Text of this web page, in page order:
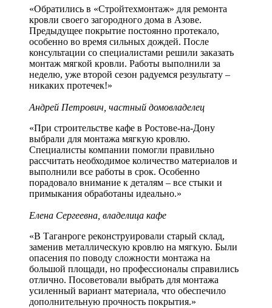
«Обратились в «Стройтехмонтаж» для ремонта
кровли своего загородного дома в Азове.
Предыдущее покрытие постоянно протекало,
особенно во время сильных дождей. После
консультации со специалистами решили заказать
монтаж мягкой кровли. Работы выполнили за
неделю, уже второй сезон радуемся результату –
никаких протечек!»
Андрей Петрович, частный домовладелец
«При строительстве кафе в Ростове-на-Дону
выбрали для монтажа мягкую кровлю.
Специалисты компании помогли правильно
рассчитать необходимое количество материалов и
выполнили все работы в срок. Особенно
порадовало внимание к деталям – все стыки и
примыкания обработаны идеально.»
Елена Сергеевна, владелица кафе
«В Таганроге реконструировали старый склад,
заменив металлическую кровлю на мягкую. Были
опасения по поводу сложности монтажа на
большой площади, но профессионалы справились
отлично. Посоветовали выбрать для монтажа
усиленный вариант материала, что обеспечило
дополнительную прочность покрытия.»